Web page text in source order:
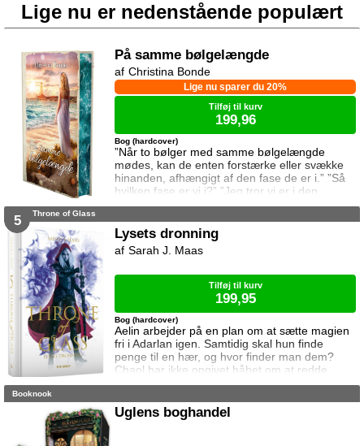
Lige nu er nedenstående populært
På samme bølgelængde
”Når to bølger med samme bølgelængde
mødes, kan de enten forstærke eller svække
hinanden, afhængigt af den fase de er i.” ”Så
hvilken fase er vi i?” ”Jeg tror vi er i den
samme fase.” To ting er vigtige for Elina da
sætte sin afdøde fars hus til salg. Salget skal
gå hurtigt, og hendes ophold skal være kort.
Elina har ikke besøgt byen siden hendes far
Bog (hardcover)
Lige nu sparer du 20%
Christina Bonde
Tilføj til kurv
199,96
5 Throne of Glass
Lysets dronning
Aelin arbejder på en plan om at sætte magien
fri i Adarlan igen. Samtidig skal hun finde
penge til en hær, og hvor finder man dem?
Chaol har ikke opgivet håbet om at redde
Dorian. Det bliver dog konstant sværere at
ønskedrøm, for prinsen lader til at have
opgivet kampen. Manon plages af
Bog (hardcover)
Sarah J. Maas
Tilføj til kurv
199,95
Booknook
Uglens boghandel